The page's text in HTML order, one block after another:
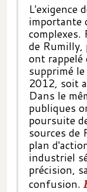
L'exigence
importante
complexes.
de Rumilly,
ont
supprimé
2012, soit
Dans le
publiques
poursuite
sources de
plan
industriel
précision,
confusion.